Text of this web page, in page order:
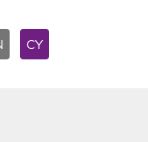
CY